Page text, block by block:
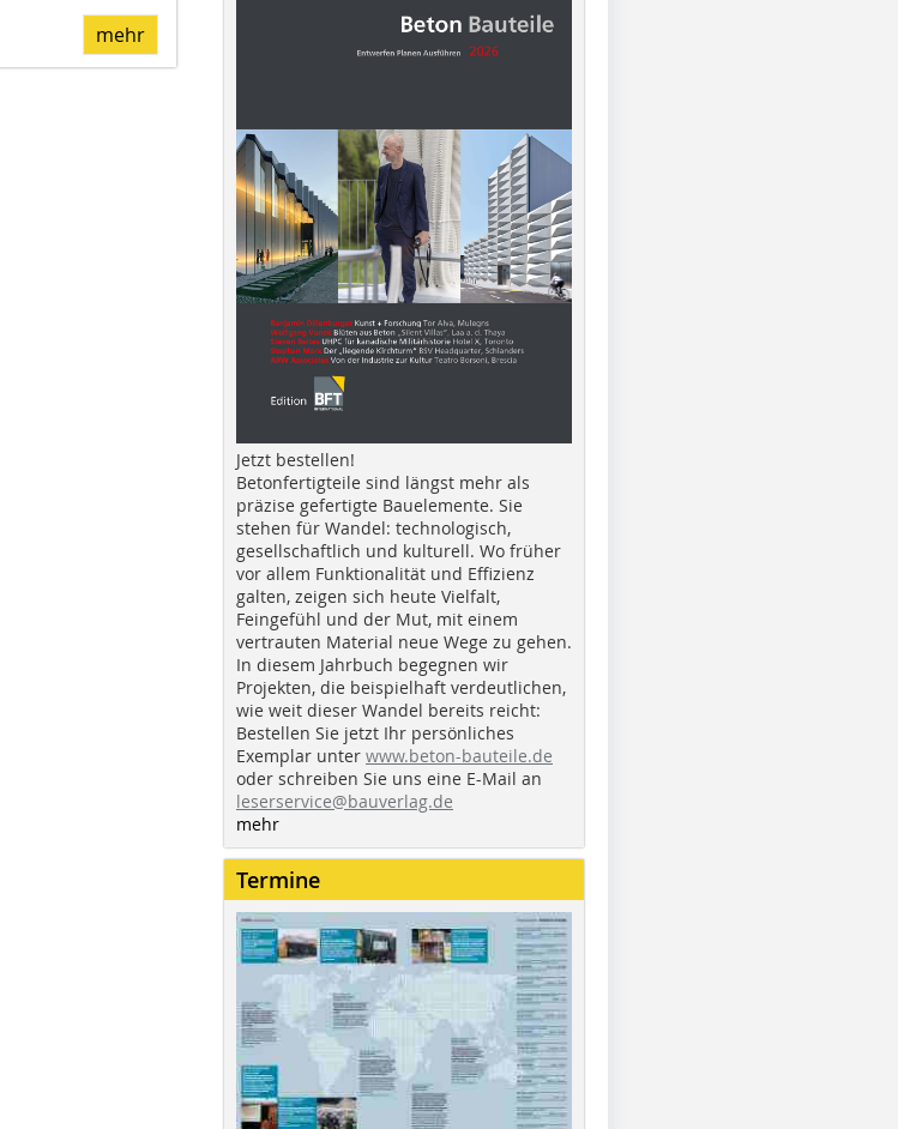
mehr
Jetzt bestellen!
Betonfertigteile sind längst mehr als
präzise gefertigte Bauelemente. Sie
stehen für Wandel: technologisch,
gesellschaftlich und kulturell. Wo früher
vor allem Funktionalität und Effizienz
galten, zeigen sich heute Vielfalt,
Feingefühl und der Mut, mit einem
vertrauten Material neue Wege zu gehen.
In diesem Jahrbuch begegnen wir
Projekten, die beispielhaft verdeutlichen,
wie weit dieser Wandel bereits reicht:
Bestellen Sie jetzt Ihr persönliches
Exemplar unter www.beton-bauteile.de
oder schreiben Sie uns eine E-Mail an
leserservice@bauverlag.de
mehr
Termine